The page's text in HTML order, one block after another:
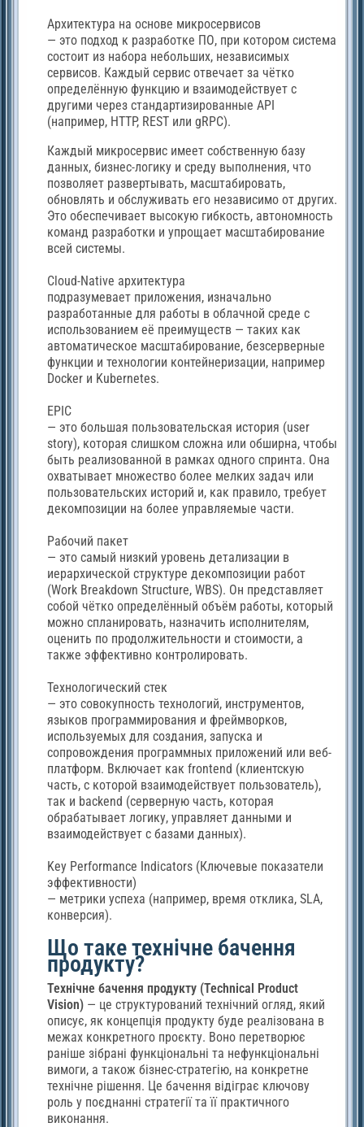
Архитектура на основе микросервисов
— это подход к разработке ПО, при котором система
состоит из набора небольших, независимых
сервисов. Каждый сервис отвечает за чётко
определённую функцию и взаимодействует с
другими через стандартизированные API
(например, HTTP, REST или gRPC).
Каждый микросервис имеет собственную базу
данных, бизнес-логику и среду выполнения, что
позволяет развертывать, масштабировать,
обновлять и обслуживать его независимо от других.
Это обеспечивает высокую гибкость, автономность
команд разработки и упрощает масштабирование
всей системы.
Cloud-Native архитектура
подразумевает приложения, изначально
разработанные для работы в облачной среде с
использованием её преимуществ — таких как
автоматическое масштабирование, безсерверные
функции и технологии контейнеризации, например
Docker и Kubernetes.
EPIC
— это большая пользовательская история (user
story), которая слишком сложна или обширна, чтобы
быть реализованной в рамках одного спринта. Она
охватывает множество более мелких задач или
пользовательских историй и, как правило, требует
декомпозиции на более управляемые части.
Рабочий пакет
— это самый низкий уровень детализации в
иерархической структуре декомпозиции работ
(Work Breakdown Structure, WBS). Он представляет
собой чётко определённый объём работы, который
можно спланировать, назначить исполнителям,
оценить по продолжительности и стоимости, а
также эффективно контролировать.
Технологический стек
— это совокупность технологий, инструментов,
языков программирования и фреймворков,
используемых для создания, запуска и
сопровождения программных приложений или веб-
платформ. Включает как frontend (клиентскую
часть, с которой взаимодействует пользователь),
так и backend (серверную часть, которая
обрабатывает логику, управляет данными и
взаимодействует с базами данных).
Key Performance Indicators (Ключевые показатели
эффективности)
— метрики успеха (например, время отклика, SLA,
конверсия).
Що таке технічне бачення
продукту?
Технічне бачення продукту (Technical Product
Vision) — це структурований технічний огляд, який
описує, як концепція продукту буде реалізована в
межах конкретного проєкту. Воно перетворює
раніше зібрані функціональні та нефункціональні
вимоги, а також бізнес-стратегію, на конкретне
технічне рішення. Це бачення відіграє ключову
роль у поєднанні стратегії та її практичного
виконання.